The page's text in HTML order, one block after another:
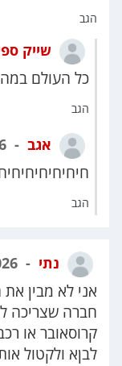
הגב
שייק
כל העולם
הגב
אגב
הגב
נתי
אני לא מבין
חברה שצריכה
קרוסאובר או
לבןא ולקטול